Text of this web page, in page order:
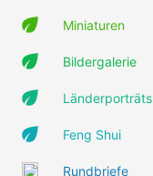
Miniaturen
Bildergalerie
Länderporträts
Feng Shui
Rundbriefe